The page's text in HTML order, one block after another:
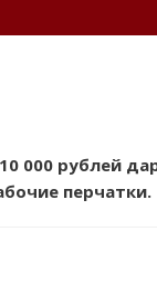
000 рублей
перчатки.